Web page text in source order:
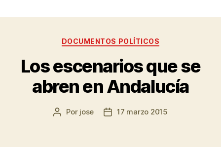
DOCUMENTOS POLÍTICOS
Los escenarios que se
abren en Andalucía
Por jose 17 marzo 2015